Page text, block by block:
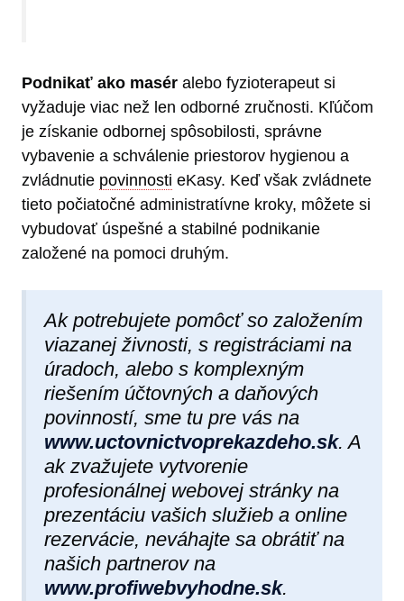
Podnikať ako masér alebo fyzioterapeut si
vyžaduje viac než len odborné zručnosti. Kľúčom
je získanie odbornej spôsobilosti, správne
vybavenie a schválenie priestorov hygienou a
zvládnutie povinnosti eKasy. Keď však zvládnete
tieto počiatočné administratívne kroky, môžete si
vybudovať úspešné a stabilné podnikanie
založené na pomoci druhým.
Ak potrebujete pomôcť so založením
viazanej živnosti, s registráciami na
úradoch, alebo s komplexným
riešením účtovných a daňových
povinností, sme tu pre vás na
www.uctovnictvoprekazdeho.sk. A
ak zvažujete vytvorenie
profesionálnej webovej stránky na
prezentáciu vašich služieb a online
rezervácie, neváhajte sa obrátiť na
našich partnerov na
www.profiwebvyhodne.sk.